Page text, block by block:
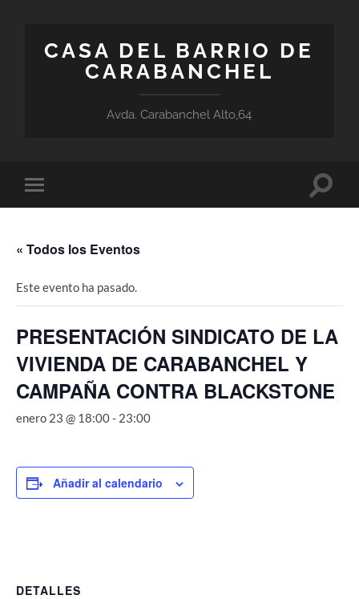
CASA DEL BARRIO DE
CARABANCHEL
Avda. Carabanchel Alto,64
Alternar
el
« Todos los Eventos
Este evento ha pasado.
PRESENTACIÓN SINDICATO DE LA
VIVIENDA DE CARABANCHEL Y
CAMPAÑA CONTRA BLACKSTONE
enero 23 @ 18:00- 23:00
Añadir al calendario
DETALLES